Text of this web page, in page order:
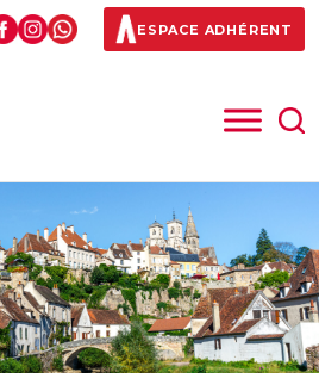
ESPACE ADHÉRENT